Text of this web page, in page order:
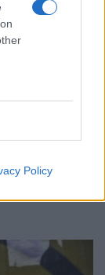
Policy
των